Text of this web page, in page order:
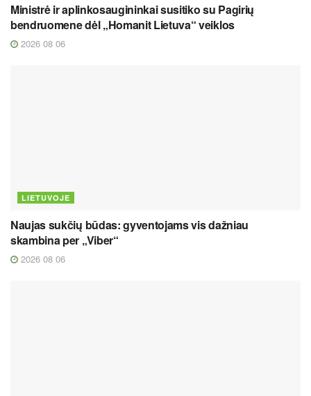
Ministrė ir aplinkosaugininkai susitiko su Pagirių
bendruomene dėl „Homanit Lietuva“ veiklos
2026 08 06
LIETUVOJE
Naujas sukčių būdas: gyventojams vis dažniau
skambina per „Viber“
2026 08 06